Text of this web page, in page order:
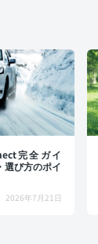
完全ガイ
選び方のポイ
2026年7月21日